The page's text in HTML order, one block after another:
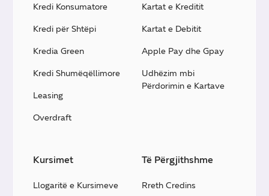
Kredi Konsumatore
Kredi për Shtëpi
Kredia Green
Kredi Shumëqëllimore
Leasing
Overdraft
Kartat e Kreditit
Kartat e Debitit
Apple Pay dhe Gpay
Udhëzim mbi
Përdorimin e Kartave
Kursimet
Llogaritë e Kursimeve
Të Përgjithshme
Rreth Credins